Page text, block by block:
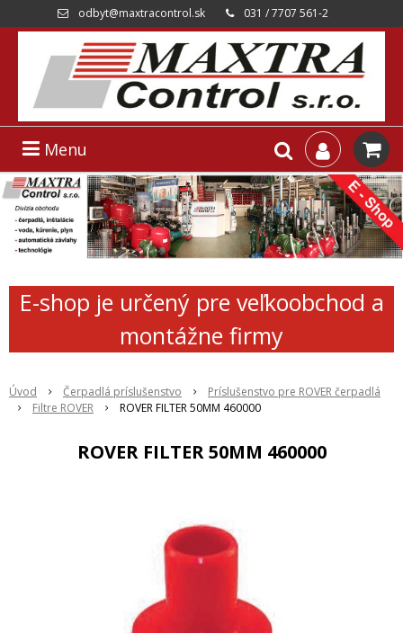
odbyt@maxtracontrol.sk 031 / 7707 561-2
Menu
E-shop je určený pre veľkoobchod a
montážne firmy
Úvod Čerpadlá príslušenstvo
Príslušenstvo pre ROVER čerpadlá
Filtre ROVER
ROVER FILTER 50MM 460000
ROVER FILTER 50MM 460000